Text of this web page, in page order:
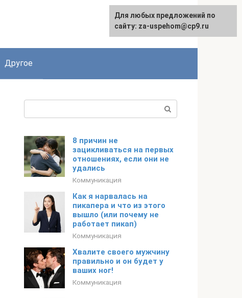
English
Другое
8 причин не
зацикливаться на первых
отношениях, если они не
удались
Коммуникация
Как я нарвалась на
пикапера и что из этого
вышло (или почему не
работает пикап)
Коммуникация
Хвалите своего мужчину
правильно и он будет у
ваших ног!
Коммуникация
Для любых предложений по
сайту: za-uspehom@cp9.ru